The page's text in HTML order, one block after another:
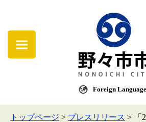
Foreign Language
トップページ > プレスリリース >